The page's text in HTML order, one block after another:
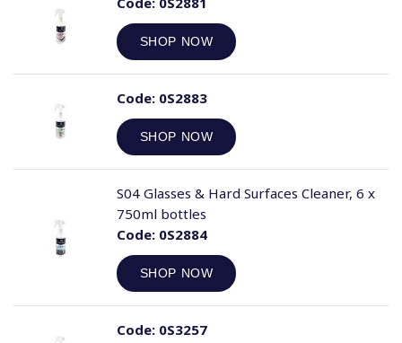
SHOP NOW
Code:0S2883
SHOP NOW
Code:0S2884
SHOP NOW
S04 Glasses & Hard Surfaces Cleaner, 6 x
750ml bottles
Code:0S3257